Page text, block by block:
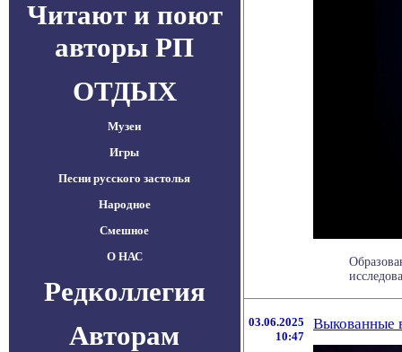
Читают и поют
авторы РП
ОТДЫХ
Музеи
Игры
Песни русского застолья
Народное
Смешное
О НАС
Редколлегия
Авторам
03.06.2025
10:47
Выкованные